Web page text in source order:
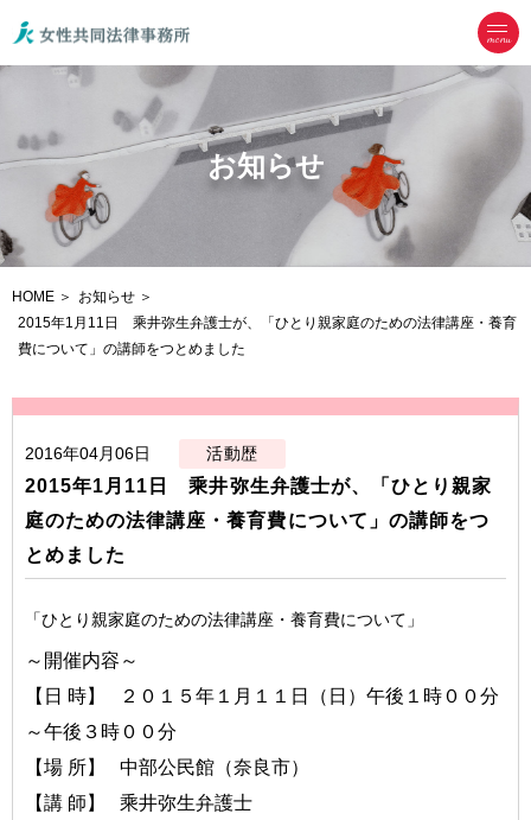
menu
お知らせ
HOME
お知らせ
2015年1月11日 乘井弥生弁護士が、「ひとり親家庭のための法律講座・養育
費について」の講師をつとめました
2016年04月06日 活動歴
2015年1月11日 乘井弥生弁護士が、「ひとり親家
庭のための法律講座・養育費について」の講師をつ
とめました
「ひとり親家庭のための法律講座・養育費について」
～開催内容～
【日 時】 ２０１５年１月１１日（日）午後１時００分
～午後３時００分
【場 所】 中部公民館（奈良市）
【講 師】 乘井弥生弁護士